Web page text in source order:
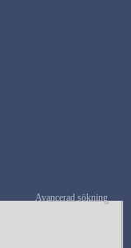
Avancerad sökning